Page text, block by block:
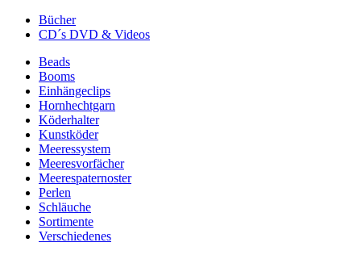
Bücher
CD´s DVD & Videos
Beads
Booms
Einhängeclips
Hornhechtgarn
Köderhalter
Kunstköder
Meeressystem
Meeresvorfächer
Meerespaternoster
Perlen
Schläuche
Sortimente
Verschiedenes